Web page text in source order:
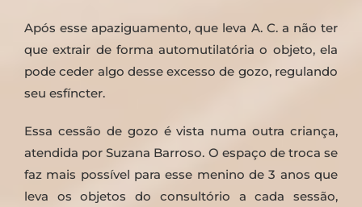
Após esse apaziguamento, que leva A. C. a não ter
que extrair de forma automutilatória o objeto, ela
pode ceder algo desse excesso de gozo, regulando
seu esfíncter.
Essa cessão de gozo é vista numa outra criança,
atendida por Suzana Barroso. O espaço de troca se
faz mais possível para esse menino de 3 anos que
leva os objetos do consultório a cada sessão,